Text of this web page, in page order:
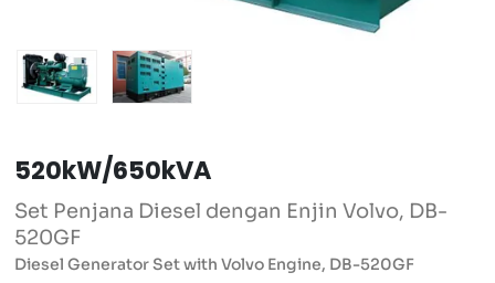
520kW/650kVA
Set Penjana Diesel dengan Enjin Volvo, DB-
520GF
Diesel Generator Set with Volvo Engine, DB-520GF